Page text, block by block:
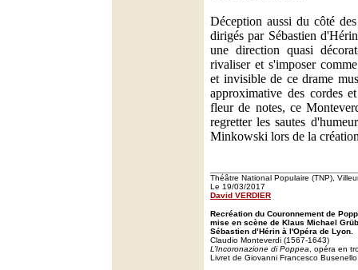
Déception aussi du côté
dirigés par Sébastien
une direction quasi
rivaliser et s'imposer
et invisible de ce drame
approximative des cordes
fleur de notes, ce
regretter les sautes
Minkowski lors de la
Théâtre National Populaire (TNP),
Le 19/03/2017
David VERDIER
Recréation du Couronnement de
mise en scène de Klaus Michael
Sébastien d’Hérin à l'Opéra de Lyon.
Claudio Monteverdi (1567-1643)
L’Incoronazione di Poppea , opéra en
Livret de Giovanni Francesco Busenello